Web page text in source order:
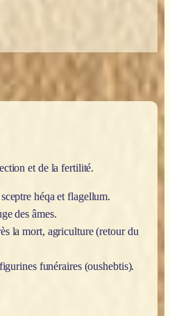
et de la fertilité.
héqa et flagellum.
des âmes.
la mort, agriculture (retour du
funéraires (oushebtis).